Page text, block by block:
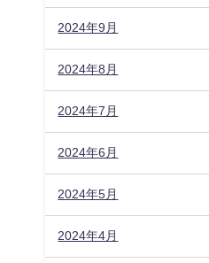
2024年9月
2024年8月
2024年7月
2024年6月
2024年5月
2024年4月